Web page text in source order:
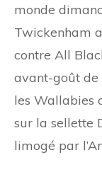
monde
Twickenham
contre All
avant-goût de
les Wallabies
sur la sellette
limogé par